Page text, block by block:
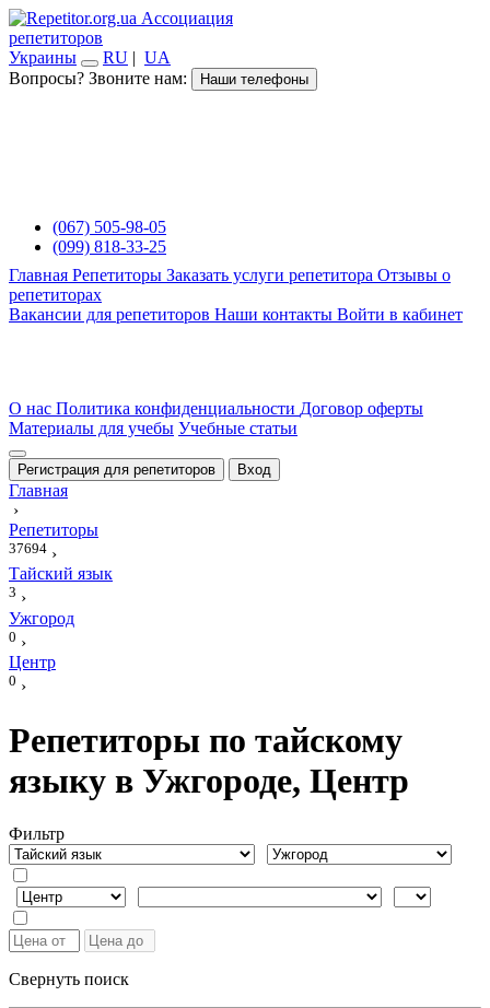
Ассоциация
репетиторов
Украины
RU | UA
Вопросы? Звоните нам:
Наши телефоны
(067) 505-98-05
(099) 818-33-25
Главная Репетиторы Заказать услуги репетитора Отзывы о
репетиторах
Вакансии для репетиторов Наши контакты Войти в кабинет
О нас Политика конфиденциальности Договор оферты
Материалы для учебы Учебные статьи
Регистрация для репетиторов Вход
Главная
›
Репетиторы
37694 ›
Тайский язык
3 ›
Ужгород
0 ›
Центр
0 ›
Репетиторы по тайскому
языку в Ужгороде, Центр
Фильтр
Свернуть поиск